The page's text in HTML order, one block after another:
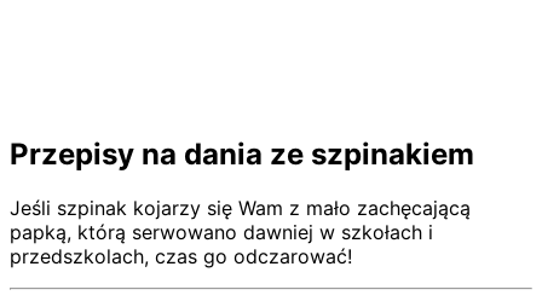
Przepisy na dania ze szpinakiem
Jeśli szpinak kojarzy się Wam z mało zachęcającą
papką, którą serwowano dawniej w szkołach i
przedszkolach, czas go odczarować!